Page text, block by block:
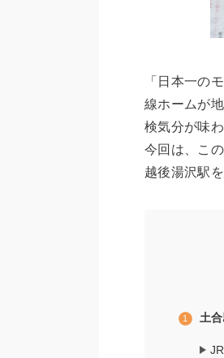
「日本一の
線ホームが
検気分が味
今回は、こ
越後湯沢駅
土